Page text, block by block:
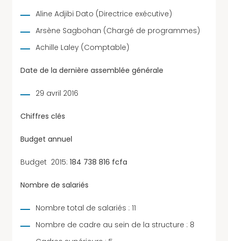
Aline Adjibi Dato (Directrice exécutive)
Arsène Sagbohan (Chargé de programmes)
Achille Laley (Comptable)
Date de la dernière assemblée générale
29 avril 2016
Chiffres clés
Budget annuel
Budget 2015: 184 738 816 fcfa
Nombre de salariés
Nombre total de salariés : 11
Nombre de cadre au sein de la structure : 8